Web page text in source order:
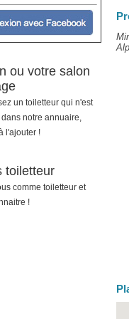
ou votre salon
un toiletteur qui n'est
notre annuaire,
l'ajouter !
toiletteur
comme toiletteur et
!